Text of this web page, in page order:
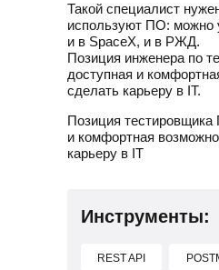
Такой специалист
используют ПО: можно
и в SpaceX, и в РЖД.
Позиция инженера по
доступная и
сделать карьеру в IT.
Позиция
и комфортная
карьеру в IT
Инструменты:
REST API